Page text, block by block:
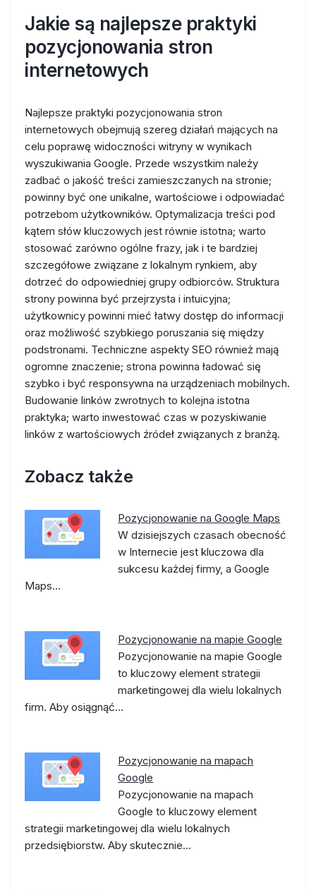
Jakie są najlepsze praktyki
pozycjonowania stron
internetowych
Najlepsze praktyki pozycjonowania stron
internetowych obejmują szereg działań mających na
celu poprawę widoczności witryny w wynikach
wyszukiwania Google. Przede wszystkim należy
zadbać o jakość treści zamieszczanych na stronie;
powinny być one unikalne, wartościowe i odpowiadać
potrzebom użytkowników. Optymalizacja treści pod
kątem słów kluczowych jest równie istotna; warto
stosować zarówno ogólne frazy, jak i te bardziej
szczegółowe związane z lokalnym rynkiem, aby
dotrzeć do odpowiedniej grupy odbiorców. Struktura
strony powinna być przejrzysta i intuicyjna;
użytkownicy powinni mieć łatwy dostęp do informacji
oraz możliwość szybkiego poruszania się między
podstronami. Techniczne aspekty SEO również mają
ogromne znaczenie; strona powinna ładować się
szybko i być responsywna na urządzeniach mobilnych.
Budowanie linków zwrotnych to kolejna istotna
praktyka; warto inwestować czas w pozyskiwanie
linków z wartościowych źródeł związanych z branżą.
Zobacz także
Pozycjonowanie na Google Maps
W dzisiejszych czasach obecność
w Internecie jest kluczowa dla
sukcesu każdej firmy, a Google
Maps…
Pozycjonowanie na mapie Google
Pozycjonowanie na mapie Google
to kluczowy element strategii
marketingowej dla wielu lokalnych
firm. Aby osiągnąć…
Pozycjonowanie na mapach
Google
Pozycjonowanie na mapach
Google to kluczowy element
strategii marketingowej dla wielu lokalnych
przedsiębiorstw. Aby skutecznie…